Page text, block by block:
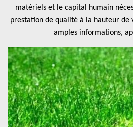
matériels et le capital humain
prestation de qualité à la hauteur de
amples informations,